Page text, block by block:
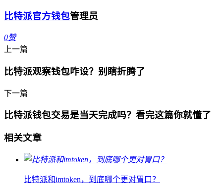
比特派官方钱包管理员
0赞
上一篇
比特派观察钱包咋设？别瞎折腾了
下一篇
比特派钱包交易是当天完成吗？看完这篇你就懂了
相关文章
比特派和imtoken，到底哪个更对胃口？